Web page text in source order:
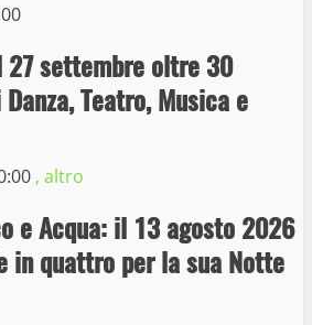
27 settembre oltre 30
Teatro, Musica e
, altro
e Acqua: il 13 agosto 2026
in quattro per la sua Notte
dei Portici
pubblico locale, trasferimento
Giugno 2023
Sportivi Studenteschi di Atletica a